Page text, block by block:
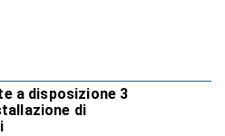
a disposizione 3
di